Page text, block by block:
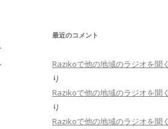
最近のコメント
Razikoで他の地域のラジオを聞く
り
Razikoで他の地域のラジオを聞く
り
Razikoで他の地域のラジオを聞く